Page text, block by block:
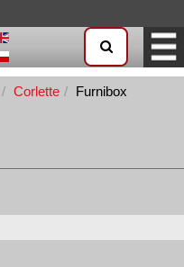
Corlette Furnibox